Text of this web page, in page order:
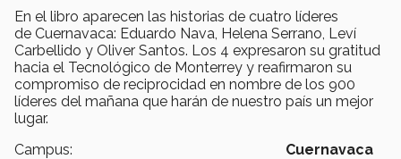
En el libro aparecen las historias de cuatro líderes
de Cuernavaca: Eduardo Nava, Helena Serrano, Leví
Carbellido y Oliver Santos. Los 4 expresaron su gratitud
hacia el Tecnológico de Monterrey y reafirmaron su
compromiso de reciprocidad en nombre de los 900
líderes del mañana que harán de nuestro país un mejor
lugar.
Campus:
Cuernavaca